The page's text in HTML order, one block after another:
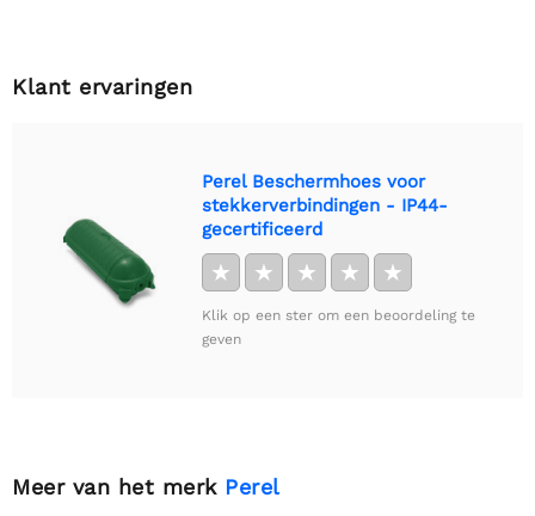
Klant ervaringen
Perel Beschermhoes voor
stekkerverbindingen - IP44-
gecertificeerd
★ ★ ★ ★ ★
Klik op een ster om een beoordeling te
geven
Meer van het merk Perel